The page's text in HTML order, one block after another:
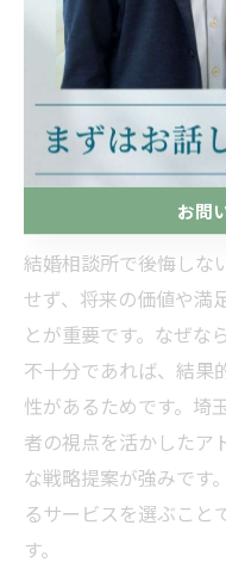
合い調整、活動後の
す。自分に必要なサポ
費用だけでなくサー
とが大切です。
結婚相談所で後悔し
結婚相談所で後悔しな
せず、将来の価値や満
とが重要です。なぜな
不十分であれば、結果
性があるためです。埼
者の視点を活かしたア
な戦略提案が強みです
るサービスを選ぶこと
す。
お問
お問